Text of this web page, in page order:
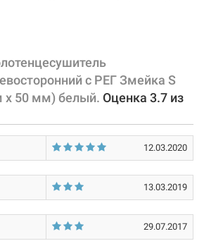
подобранный полотенцесушитель
изделия, а также комплектация
производителем без уведомления. За
изменения, магазин ответственности
с РЕГ Змейка S
х 50 мм) белый. Оценка 3.7 из
12.03.2020
13.03.2019
29.07.2017